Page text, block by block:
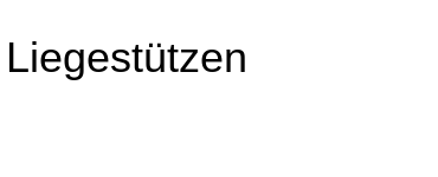
Liegestützen